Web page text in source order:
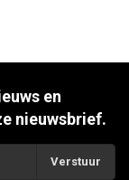
en
nieuwsbrief.
Verstuur